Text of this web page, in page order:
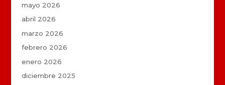
mayo 2026
abril 2026
marzo 2026
febrero 2026
enero 2026
diciembre 2025